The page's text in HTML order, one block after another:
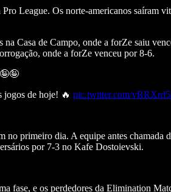
League. Os norte-americanos saíram
Casa de Campo, onde a forZe saiu
onde a forZe venceu por 8-6.
jogos de hoje! 🔥 pic.twitter.com/
primeiro dia. A equipe antes
por 7-3 no Kafe Dostoievski.
fase, e os perdedores da Elimination